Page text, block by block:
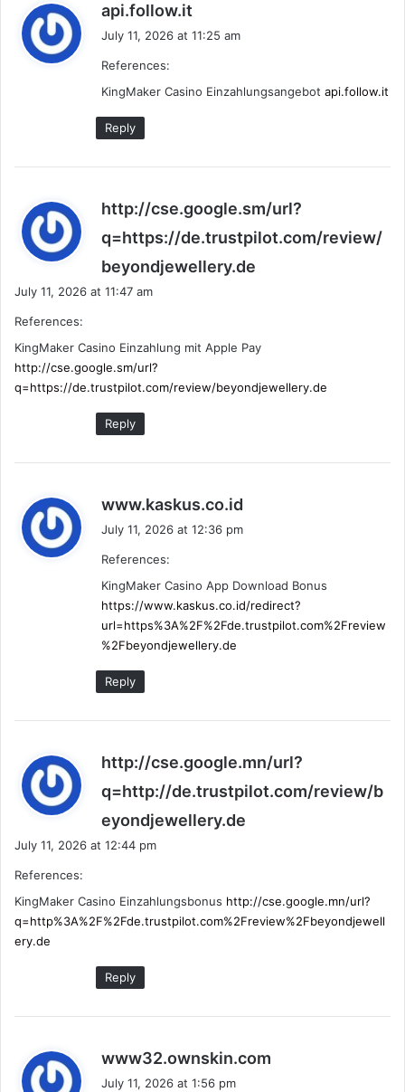
api.follow.it
a
:
July 11, 2026 at 11:25 am
References:
KingMaker Casino Einzahlungsangebot api.follow.it
Reply
http://cse.google.sm/url?
q=https://de.trustpilot.com/review/
beyondjewellery.de
:
July 11, 2026 at 11:47 am
References:
KingMaker Casino Einzahlung mit Apple Pay
http://cse.google.sm/url?
q=https://de.trustpilot.com/review/beyondjewellery.de
Reply
www.kaskus.co.id
:
July 11, 2026 at 12:36 pm
References:
KingMaker Casino App Download Bonus
https://www.kaskus.co.id/redirect?
url=https%3A%2F%2Fde.trustpilot.com%2Freview
%2Fbeyondjewellery.de
Reply
http://cse.google.mn/url?
q=http://de.trustpilot.com/review/b
eyondjewellery.de
:
July 11, 2026 at 12:44 pm
References:
KingMaker Casino Einzahlungsbonus http://cse.google.mn/url?
q=http%3A%2F%2Fde.trustpilot.com%2Freview%2Fbeyondjewell
ery.de
Reply
www32.ownskin.com
July 11, 2026 at 1:56 pm